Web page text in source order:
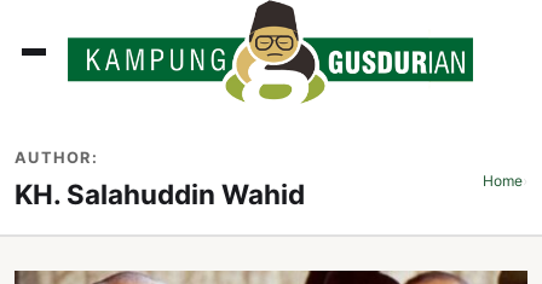
AUTHOR:
KH. Salahuddin Wahid Home›